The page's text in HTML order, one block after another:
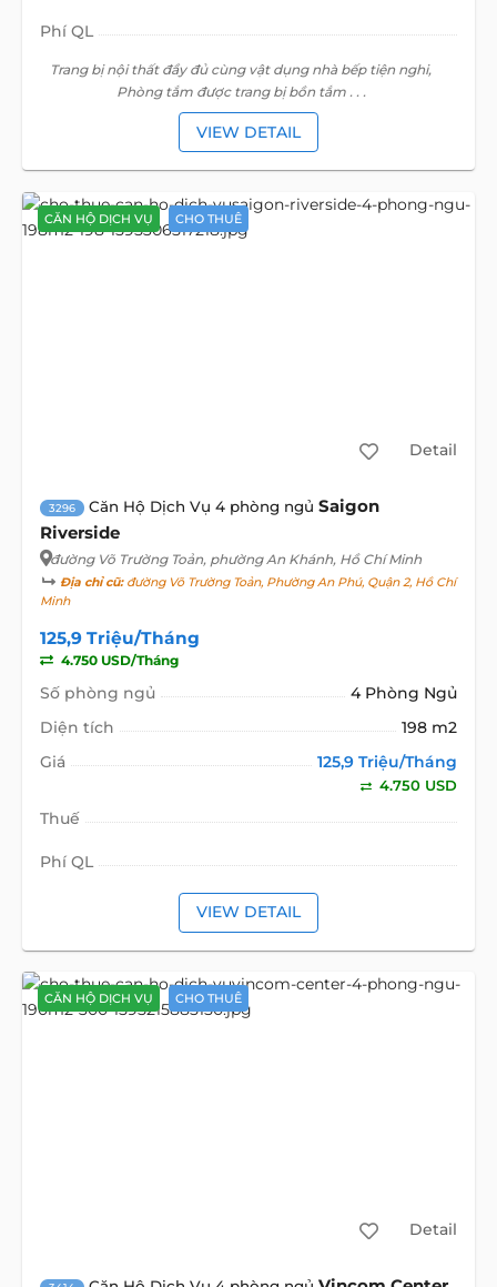
Phí QL
Trang bị nội thất đầy đủ cùng vật dụng nhà bếp tiện nghi,
Phòng tắm được trang bị bồn tắm . . .
VIEW DETAIL
CĂN HỘ DỊCH VỤ CHO THUÊ
Detail
3296 Căn Hộ Dịch Vụ 4 phòng ngủ Saigon
Riverside
đường Võ Trường Toản, phường An Khánh, Hồ Chí Minh
Địa chỉ cũ:đường Võ Trường Toản, Phường An Phú, Quận 2, Hồ Chí
Minh
125,9 Triệu/Tháng
4.750 USD/Tháng
Số phòng ngủ
4 Phòng Ngủ
Diện tích
198 m2
Giá
125,9 Triệu/Tháng
4.750 USD
Thuế
Phí QL
VIEW DETAIL
CĂN HỘ DỊCH VỤ CHO THUÊ
Detail